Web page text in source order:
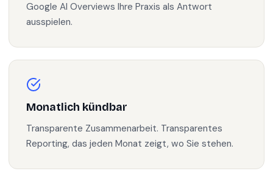
Google AI Overviews Ihre Praxis als Antwort
ausspielen.
Monatlich kündbar
Transparente Zusammenarbeit. Transparentes
Reporting, das jeden Monat zeigt, wo Sie stehen.